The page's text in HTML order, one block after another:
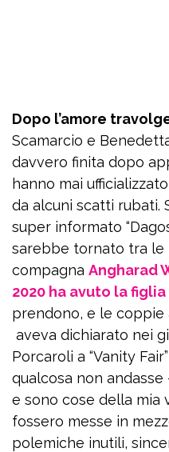
Dopo l’amore
Scamarcio e
davvero finita dopo
hanno mai
da alcuni scatti rubati.
super informato
sarebbe tornato tra le
compagna Angharad
2020 ha avuto la figlia
prendono, e le coppie
aveva dichiarato nei
Porcaroli a “Vanity
qualcosa non
e sono cose della mia
fossero messe in
polemiche inutili,